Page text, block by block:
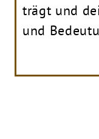
trägt und
und